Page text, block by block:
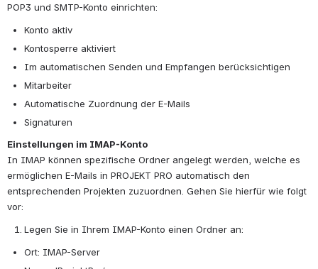
POP3 und SMTP-Konto einrichten:
Konto aktiv
Kontosperre aktiviert
Im automatischen Senden und Empfangen berücksichtigen
Mitarbeiter
Automatische Zuordnung der E-Mails
Signaturen
Einstellungen im IMAP-Konto
In IMAP können spezifische Ordner angelegt werden, welche es
ermöglichen E-Mails in PROJEKT PRO automatisch den
entsprechenden Projekten zuzuordnen. Gehen Sie hierfür wie folgt
vor:
Legen Sie in Ihrem IMAP-Konto einen Ordner an:
Ort: IMAP-Server